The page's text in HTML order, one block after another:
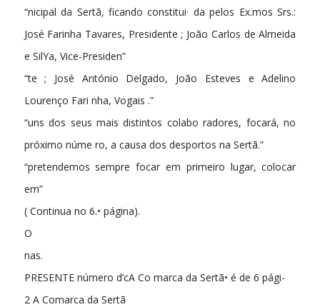
“nicipal da Sertã, ficando constitui· da pelos Ex.mos Srs.:
José Farinha Tavares, Presidente ; João Carlos de Almeida
e SilYa, Vice-Presiden­”
“te ; José António Delgado, João Esteves e Adelino
Lourenço Fari­ nha, Vogais .”
“uns dos seus mais distintos colabo­ radores, focará, no
próximo núme­ ro, a causa dos desportos na Sertã.”
“pretendemos sempre focar em primeiro lugar, colocar
em”
( Continua no 6.• página).
O
nas.
PRESENTE número d’cA Co­ marca da Sertã• é de 6 pági-
2 A Comarca da Sertã